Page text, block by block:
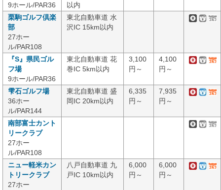
9ホール/PAR36
以内
栗駒ゴルフ倶楽
部
27ホー
ル/PAR108
東北自動車道 水
沢IC 15km以内
『S』県民ゴル
フ場
9ホール/PAR36
東北自動車道 花
巻IC 5km以内
3,100
円～
4,100
円～
雫石ゴルフ場
36ホー
ル/PAR144
東北自動車道 盛
岡IC 20km以内
6,335
円～
7,935
円～
南部富士カント
リークラブ
27ホー
ル/PAR108
ニュー軽米カン
トリークラブ
27ホー
八戸自動車道 九
戸IC 10km以内
6,000
円～
6,000
円～